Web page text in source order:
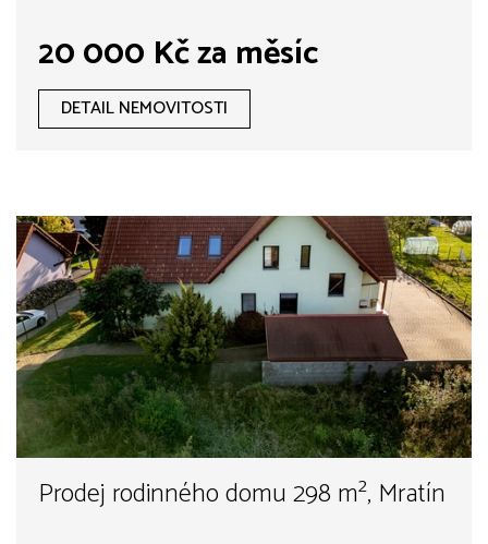
20 000 Kč za měsíc
DETAIL NEMOVITOSTI
Prodej rodinného domu 298 m², Mratín